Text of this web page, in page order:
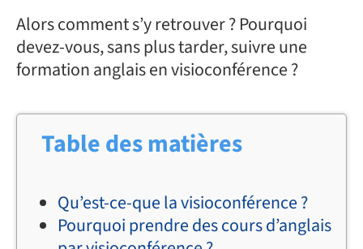
Alors comment s’y retrouver ? Pourquoi
devez-vous, sans plus tarder, suivre une
formation anglais en visioconférence ?
Table des matières
Qu’est-ce-que la visioconférence ?
Pourquoi prendre des cours d’anglais